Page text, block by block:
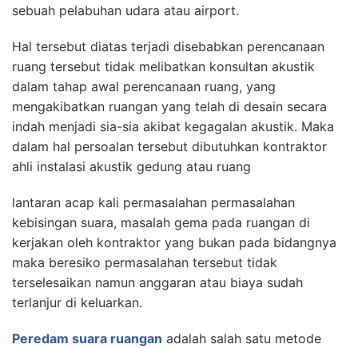
sebuah pelabuhan udara atau airport.
Hal tersebut diatas terjadi disebabkan perencanaan
ruang tersebut tidak melibatkan konsultan akustik
dalam tahap awal perencanaan ruang, yang
mengakibatkan ruangan yang telah di desain secara
indah menjadi sia-sia akibat kegagalan akustik. Maka
dalam hal persoalan tersebut dibutuhkan kontraktor
ahli instalasi akustik gedung atau ruang
lantaran acap kali permasalahan permasalahan
kebisingan suara, masalah gema pada ruangan di
kerjakan oleh kontraktor yang bukan pada bidangnya
maka beresiko permasalahan tersebut tidak
terselesaikan namun anggaran atau biaya sudah
terlanjur di keluarkan.
Peredam suara ruangan adalah salah satu metode